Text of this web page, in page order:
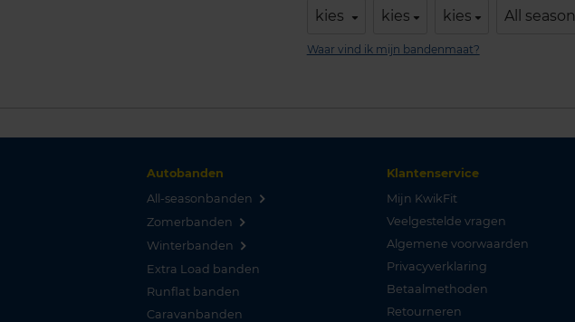
kies kies kies All season
Waar vind ik mijn bandenmaat?
Autobanden
All-seasonbanden
Zomerbanden
Winterbanden
Extra Load banden
Runflat banden
Caravanbanden
Klantenservice
Mijn KwikFit
Veelgestelde vragen
Algemene voorwaarden
Privacyverklaring
Betaalmethoden
Retourneren